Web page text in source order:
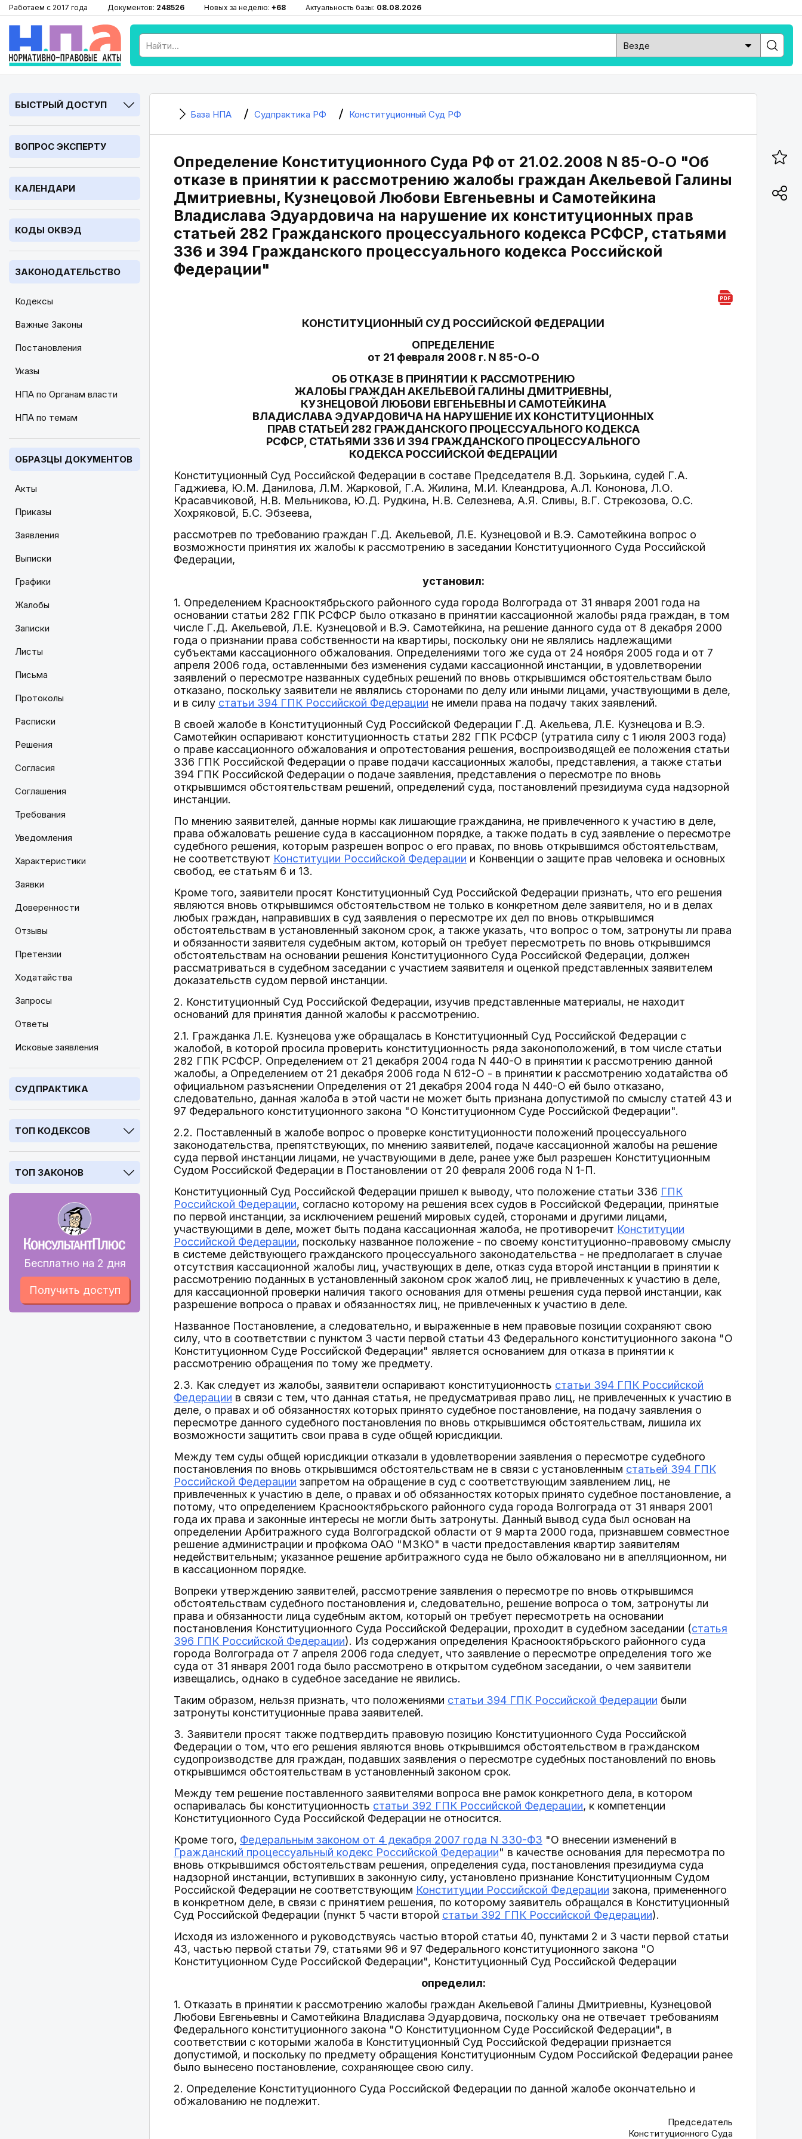
Работаем с 2017 года Документов: 248526 Новых за неделю: +68 Актуальность базы: 08.08.2026
БЫСТРЫЙ ДОСТУП
ВОПРОС ЭКСПЕРТУ
КАЛЕНДАРИ
КОДЫ ОКВЭД
ЗАКОНОДАТЕЛЬСТВО
Кодексы
Важные Законы
Постановления
Указы
НПА по Органам власти
НПА по темам
ОБРАЗЦЫ ДОКУМЕНТОВ
Акты
Приказы
Заявления
Выписки
Графики
Жалобы
Записки
Листы
Письма
Протоколы
Расписки
Решения
Согласия
Соглашения
Требования
Уведомления
Характеристики
Заявки
Доверенности
Отзывы
Претензии
Ходатайства
Запросы
Ответы
Исковые заявления
СУДПРАКТИКА
ТОП КОДЕКСОВ
ТОП ЗАКОНОВ
Бесплатно на 2 дня
Получить доступ
База НПА Судпрактика РФ Конституционный Суд РФ
Определение Конституционного Суда РФ от 21.02.2008 N 85-О-О "Об
отказе в принятии к рассмотрению жалобы граждан Акельевой Галины
Дмитриевны, Кузнецовой Любови Евгеньевны и Самотейкина
Владислава Эдуардовича на нарушение их конституционных прав
статьей 282 Гражданского процессуального кодекса РСФСР, статьями
336 и 394 Гражданского процессуального кодекса Российской
Федерации"
КОНСТИТУЦИОННЫЙ СУД РОССИЙСКОЙ ФЕДЕРАЦИИ
ОПРЕДЕЛЕНИЕ
от 21 февраля 2008 г. N 85-О-О
ОБ ОТКАЗЕ В ПРИНЯТИИ К РАССМОТРЕНИЮ
ЖАЛОБЫ ГРАЖДАН АКЕЛЬЕВОЙ ГАЛИНЫ ДМИТРИЕВНЫ,
КУЗНЕЦОВОЙ ЛЮБОВИ ЕВГЕНЬЕВНЫ И САМОТЕЙКИНА
ВЛАДИСЛАВА ЭДУАРДОВИЧА НА НАРУШЕНИЕ ИХ КОНСТИТУЦИОННЫХ
ПРАВ СТАТЬЕЙ 282 ГРАЖДАНСКОГО ПРОЦЕССУАЛЬНОГО КОДЕКСА
РСФСР, СТАТЬЯМИ 336 И 394 ГРАЖДАНСКОГО ПРОЦЕССУАЛЬНОГО
КОДЕКСА РОССИЙСКОЙ ФЕДЕРАЦИИ
Конституционный Суд Российской Федерации в составе Председателя В.Д. Зорькина, судей Г.А.
Гаджиева, Ю.М. Данилова, Л.М. Жарковой, Г.А. Жилина, М.И. Клеандрова, А.Л. Кононова, Л.О.
Красавчиковой, Н.В. Мельникова, Ю.Д. Рудкина, Н.В. Селезнева, А.Я. Сливы, В.Г. Стрекозова, О.С.
Хохряковой, Б.С. Эбзеева,
рассмотрев по требованию граждан Г.Д. Акельевой, Л.Е. Кузнецовой и В.Э. Самотейкина вопрос о
возможности принятия их жалобы к рассмотрению в заседании Конституционного Суда Российской
Федерации,
установил:
1. Определением Краснооктябрьского районного суда города Волгограда от 31 января 2001 года на
основании статьи 282 ГПК РСФСР было отказано в принятии кассационной жалобы ряда граждан, в том
числе Г.Д. Акельевой, Л.Е. Кузнецовой и В.Э. Самотейкина, на решение данного суда от 8 декабря 2000
года о признании права собственности на квартиры, поскольку они не являлись надлежащими
субъектами кассационного обжалования. Определениями того же суда от 24 ноября 2005 года и от 7
апреля 2006 года, оставленными без изменения судами кассационной инстанции, в удовлетворении
заявлений о пересмотре названных судебных решений по вновь открывшимся обстоятельствам было
отказано, поскольку заявители не являлись сторонами по делу или иными лицами, участвующими в деле,
и в силу статьи 394 ГПК Российской Федерации не имели права на подачу таких заявлений.
В своей жалобе в Конституционный Суд Российской Федерации Г.Д. Акельева, Л.Е. Кузнецова и В.Э.
Самотейкин оспаривают конституционность статьи 282 ГПК РСФСР (утратила силу с 1 июля 2003 года)
о праве кассационного обжалования и опротестования решения, воспроизводящей ее положения статьи
336 ГПК Российской Федерации о праве подачи кассационных жалобы, представления, а также статьи
394 ГПК Российской Федерации о подаче заявления, представления о пересмотре по вновь
открывшимся обстоятельствам решений, определений суда, постановлений президиума суда надзорной
инстанции.
По мнению заявителей, данные нормы как лишающие гражданина, не привлеченного к участию в деле,
права обжаловать решение суда в кассационном порядке, а также подать в суд заявление о пересмотре
судебного решения, которым разрешен вопрос о его правах, по вновь открывшимся обстоятельствам,
не соответствуют Конституции Российской Федерации и Конвенции о защите прав человека и основных
свобод, ее статьям 6 и 13.
Кроме того, заявители просят Конституционный Суд Российской Федерации признать, что его решения
являются вновь открывшимся обстоятельством не только в конкретном деле заявителя, но и в делах
любых граждан, направивших в суд заявления о пересмотре их дел по вновь открывшимся
обстоятельствам в установленный законом срок, а также указать, что вопрос о том, затронуты ли права
и обязанности заявителя судебным актом, который он требует пересмотреть по вновь открывшимся
обстоятельствам на основании решения Конституционного Суда Российской Федерации, должен
рассматриваться в судебном заседании с участием заявителя и оценкой представленных заявителем
доказательств судом первой инстанции.
2. Конституционный Суд Российской Федерации, изучив представленные материалы, не находит
оснований для принятия данной жалобы к рассмотрению.
2.1. Гражданка Л.Е. Кузнецова уже обращалась в Конституционный Суд Российской Федерации с
жалобой, в которой просила проверить конституционность ряда законоположений, в том числе статьи
282 ГПК РСФСР. Определением от 21 декабря 2004 года N 440-О в принятии к рассмотрению данной
жалобы, а Определением от 21 декабря 2006 года N 612-О - в принятии к рассмотрению ходатайства об
официальном разъяснении Определения от 21 декабря 2004 года N 440-О ей было отказано,
следовательно, данная жалоба в этой части не может быть признана допустимой по смыслу статей 43 и
97 Федерального конституционного закона "О Конституционном Суде Российской Федерации".
2.2. Поставленный в жалобе вопрос о проверке конституционности положений процессуального
законодательства, препятствующих, по мнению заявителей, подаче кассационной жалобы на решение
суда первой инстанции лицами, не участвующими в деле, ранее уже был разрешен Конституционным
Судом Российской Федерации в Постановлении от 20 февраля 2006 года N 1-П.
Конституционный Суд Российской Федерации пришел к выводу, что положение статьи 336 ГПК
Российской Федерации, согласно которому на решения всех судов в Российской Федерации, принятые
по первой инстанции, за исключением решений мировых судей, сторонами и другими лицами,
участвующими в деле, может быть подана кассационная жалоба, не противоречит Конституции
Российской Федерации, поскольку названное положение - по своему конституционно-правовому смыслу
в системе действующего гражданского процессуального законодательства - не предполагает в случае
отсутствия кассационной жалобы лиц, участвующих в деле, отказ суда второй инстанции в принятии к
рассмотрению поданных в установленный законом срок жалоб лиц, не привлеченных к участию в деле,
для кассационной проверки наличия такого основания для отмены решения суда первой инстанции, как
разрешение вопроса о правах и обязанностях лиц, не привлеченных к участию в деле.
Названное Постановление, а следовательно, и выраженные в нем правовые позиции сохраняют свою
силу, что в соответствии с пунктом 3 части первой статьи 43 Федерального конституционного закона "О
Конституционном Суде Российской Федерации" является основанием для отказа в принятии к
рассмотрению обращения по тому же предмету.
2.3. Как следует из жалобы, заявители оспаривают конституционность статьи 394 ГПК Российской
Федерации в связи с тем, что данная статья, не предусматривая право лиц, не привлеченных к участию в
деле, о правах и об обязанностях которых принято судебное постановление, на подачу заявления о
пересмотре данного судебного постановления по вновь открывшимся обстоятельствам, лишила их
возможности защитить свои права в суде общей юрисдикции.
Между тем суды общей юрисдикции отказали в удовлетворении заявления о пересмотре судебного
постановления по вновь открывшимся обстоятельствам не в связи с установленным статьей 394 ГПК
Российской Федерации запретом на обращение в суд с соответствующим заявлением лиц, не
привлеченных к участию в деле, о правах и об обязанностях которых принято судебное постановление, а
потому, что определением Краснооктябрьского районного суда города Волгограда от 31 января 2001
года их права и законные интересы не могли быть затронуты. Данный вывод суда был основан на
определении Арбитражного суда Волгоградской области от 9 марта 2000 года, признавшем совместное
решение администрации и профкома ОАО "МЗКО" в части предоставления квартир заявителям
недействительным; указанное решение арбитражного суда не было обжаловано ни в апелляционном, ни
в кассационном порядке.
Вопреки утверждению заявителей, рассмотрение заявления о пересмотре по вновь открывшимся
обстоятельствам судебного постановления и, следовательно, решение вопроса о том, затронуты ли
права и обязанности лица судебным актом, который он требует пересмотреть на основании
постановления Конституционного Суда Российской Федерации, проходит в судебном заседании (статья
396 ГПК Российской Федерации). Из содержания определения Краснооктябрьского районного суда
города Волгограда от 7 апреля 2006 года следует, что заявление о пересмотре определения того же
суда от 31 января 2001 года было рассмотрено в открытом судебном заседании, о чем заявители
извещались, однако в судебное заседание не явились.
Таким образом, нельзя признать, что положениями статьи 394 ГПК Российской Федерации были
затронуты конституционные права заявителей.
3. Заявители просят также подтвердить правовую позицию Конституционного Суда Российской
Федерации о том, что его решения являются вновь открывшимся обстоятельством в гражданском
судопроизводстве для граждан, подавших заявления о пересмотре судебных постановлений по вновь
открывшимся обстоятельствам в установленный законом срок.
Между тем решение поставленного заявителями вопроса вне рамок конкретного дела, в котором
оспаривалась бы конституционность статьи 392 ГПК Российской Федерации, к компетенции
Конституционного Суда Российской Федерации не относится.
Кроме того, Федеральным законом от 4 декабря 2007 года N 330-ФЗ "О внесении изменений в
Гражданский процессуальный кодекс Российской Федерации" в качестве основания для пересмотра по
вновь открывшимся обстоятельствам решения, определения суда, постановления президиума суда
надзорной инстанции, вступивших в законную силу, установлено признание Конституционным Судом
Российской Федерации не соответствующим Конституции Российской Федерации закона, примененного
в конкретном деле, в связи с принятием решения, по которому заявитель обращался в Конституционный
Суд Российской Федерации (пункт 5 части второй статьи 392 ГПК Российской Федерации).
Исходя из изложенного и руководствуясь частью второй статьи 40, пунктами 2 и 3 части первой статьи
43, частью первой статьи 79, статьями 96 и 97 Федерального конституционного закона "О
Конституционном Суде Российской Федерации", Конституционный Суд Российской Федерации
определил:
1. Отказать в принятии к рассмотрению жалобы граждан Акельевой Галины Дмитриевны, Кузнецовой
Любови Евгеньевны и Самотейкина Владислава Эдуардовича, поскольку она не отвечает требованиям
Федерального конституционного закона "О Конституционном Суде Российской Федерации", в
соответствии с которыми жалоба в Конституционный Суд Российской Федерации признается
допустимой, и поскольку по предмету обращения Конституционным Судом Российской Федерации ранее
было вынесено постановление, сохраняющее свою силу.
2. Определение Конституционного Суда Российской Федерации по данной жалобе окончательно и
обжалованию не подлежит.
Председатель
Конституционного Суда